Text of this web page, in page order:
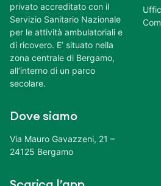
privato accreditato con il
Servizio Sanitario Nazionale
per le attività ambulatoriali e
di ricovero. E’ situato nella
zona centrale di Bergamo,
all’interno di un parco
secolare.
Dove siamo
Via Mauro Gavazzeni, 21 –
24125 Bergamo